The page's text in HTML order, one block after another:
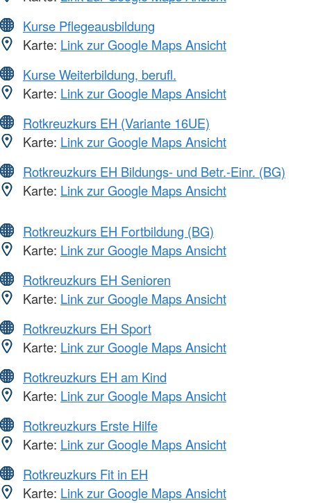
Kurse Pflegeausbildung
Karte: Link zur Google Maps Ansicht
Kurse Weiterbildung, berufl.
Karte: Link zur Google Maps Ansicht
Rotkreuzkurs EH (Variante 16UE)
Karte: Link zur Google Maps Ansicht
Rotkreuzkurs EH Bildungs- und Betr.-Einr. (BG)
Karte: Link zur Google Maps Ansicht
Rotkreuzkurs EH Fortbildung (BG)
Karte: Link zur Google Maps Ansicht
Rotkreuzkurs EH Senioren
Karte: Link zur Google Maps Ansicht
Rotkreuzkurs EH Sport
Karte: Link zur Google Maps Ansicht
Rotkreuzkurs EH am Kind
Karte: Link zur Google Maps Ansicht
Rotkreuzkurs Erste Hilfe
Karte: Link zur Google Maps Ansicht
Rotkreuzkurs Fit in EH
Karte: Link zur Google Maps Ansicht